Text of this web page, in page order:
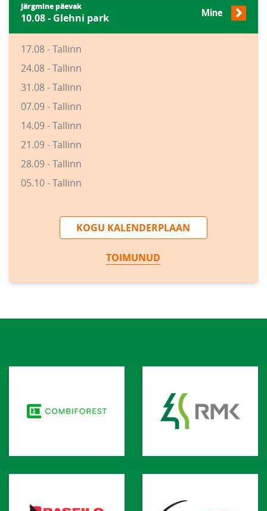
Järgmine päevak
10.08 - Glehni park Mine
17.08 - Tallinn
24.08 - Tallinn
31.08 - Tallinn
07.09 - Tallinn
14.09 - Tallinn
21.09 - Tallinn
28.09 - Tallinn
05.10 - Tallinn
KOGU KALENDERPLAAN
TOIMUNUD